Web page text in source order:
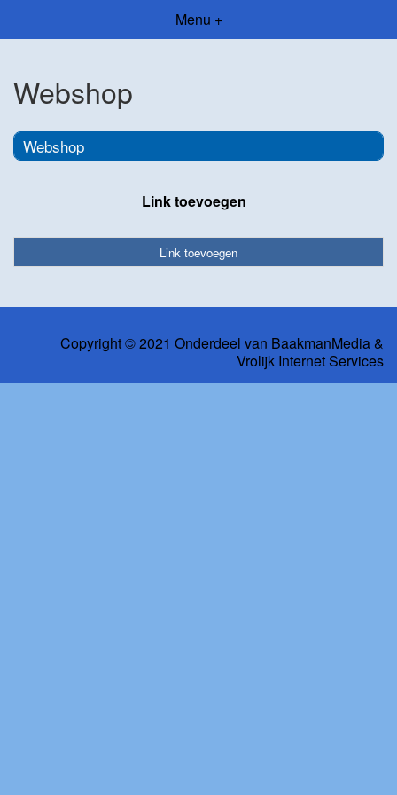
Menu +
Webshop
Webshop
Link toevoegen
Link toevoegen
Copyright © 2021 Onderdeel van BaakmanMedia&
Vrolijk Internet Services